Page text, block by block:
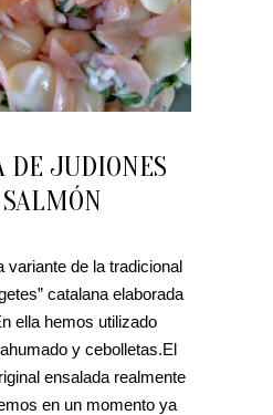
DE JUDIONES
variante de la tradicional
catalana elaborada
ella hemos utilizado
y cebolletas.El
ensalada realmente
en un momento ya